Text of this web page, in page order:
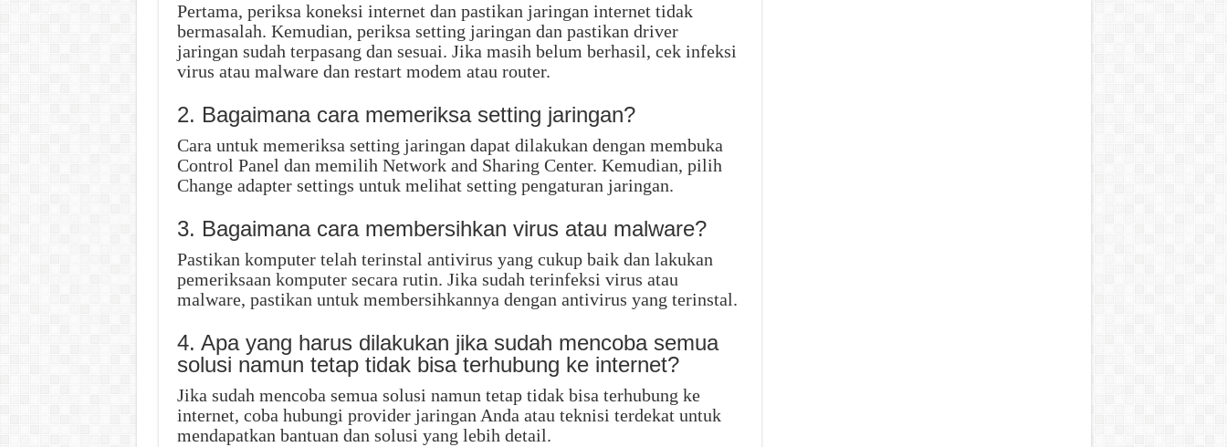
Pertama, periksa koneksi internet dan pastikan jaringan internet tidak
bermasalah. Kemudian, periksa setting jaringan dan pastikan driver
jaringan sudah terpasang dan sesuai. Jika masih belum berhasil, cek infeksi
virus atau malware dan restart modem atau router.
2. Bagaimana cara memeriksa setting jaringan?
Cara untuk memeriksa setting jaringan dapat dilakukan dengan membuka
Control Panel dan memilih Network and Sharing Center. Kemudian, pilih
Change adapter settings untuk melihat setting pengaturan jaringan.
3. Bagaimana cara membersihkan virus atau malware?
Pastikan komputer telah terinstal antivirus yang cukup baik dan lakukan
pemeriksaan komputer secara rutin. Jika sudah terinfeksi virus atau
malware, pastikan untuk membersihkannya dengan antivirus yang terinstal.
4. Apa yang harus dilakukan jika sudah mencoba semua
solusi namun tetap tidak bisa terhubung ke internet?
Jika sudah mencoba semua solusi namun tetap tidak bisa terhubung ke
internet, coba hubungi provider jaringan Anda atau teknisi terdekat untuk
mendapatkan bantuan dan solusi yang lebih detail.